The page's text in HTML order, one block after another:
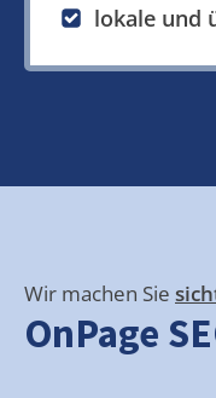
lokale und
Wir machen Sie
OnPage